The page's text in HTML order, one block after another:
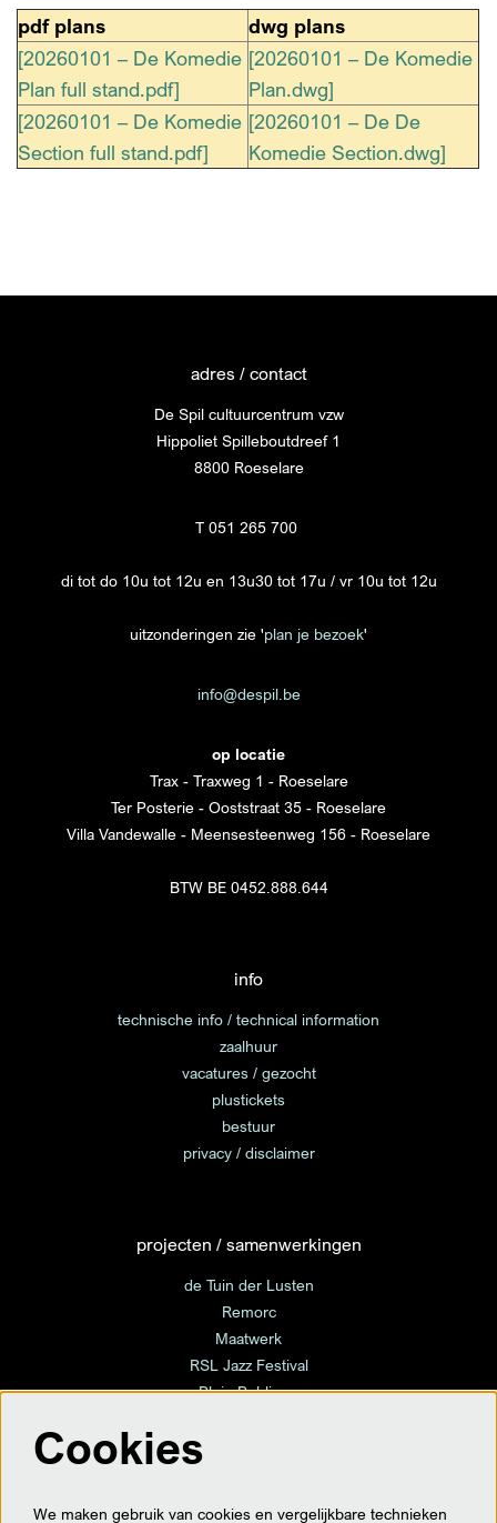
pdf plans
dwg plans
[20260101 – De Komedie
Plan full stand.pdf]
[20260101 – De Komedie
Plan.dwg]
[20260101 – De Komedie
Section full stand.pdf]
[20260101 – De De
Komedie Section.dwg]
adres / contact
De Spil cultuurcentrum vzw
Hippoliet Spilleboutdreef 1
8800 Roeselare
T 051 265 700
di tot do 10u tot 12u en 13u30 tot 17u / vr 10u tot 12u
uitzonderingen zie 'plan je bezoek'
info@despil.be
op locatie
Trax - Traxweg 1 - Roeselare
Ter Posterie - Ooststraat 35 - Roeselare
Villa Vandewalle - Meensesteenweg 156 - Roeselare
BTW BE 0452.888.644
info
technische info / technical information
zaalhuur
vacatures / gezocht
plustickets
bestuur
privacy / disclaimer
projecten / samenwerkingen
de Tuin der Lusten
Remorc
Maatwerk
RSL Jazz Festival
Plein Publique
Cookies
We maken gebruik van cookies en vergelijkbare technieken